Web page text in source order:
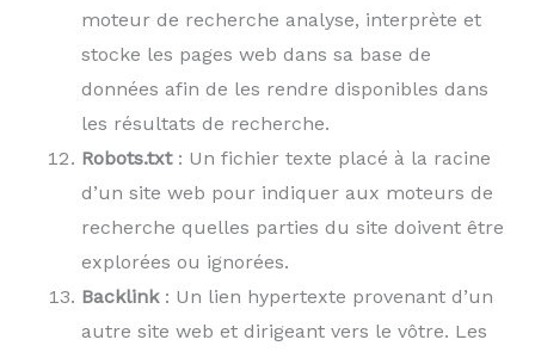
moteur de recherche analyse, interprète et
stocke les pages web dans sa base de
données afin de les rendre disponibles dans
les résultats de recherche.
Robots.txt : Un fichier texte placé à la racine
d’un site web pour indiquer aux moteurs de
recherche quelles parties du site doivent être
explorées ou ignorées.
Backlink: Un lien hypertexte provenant d’un
autre site web et dirigeant vers le vôtre. Les